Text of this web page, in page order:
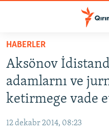
Esas
qaytmaq
Baş
navigatsiyağa
qaytmaq
Qıdıruvğa
HABERLER
SİYASET
İQTİSADİYAT
MEDENİYET
HABERLER
Aksönov
adamlarnı ve
ketirmege vade
12 dekabr 2014, 08:23